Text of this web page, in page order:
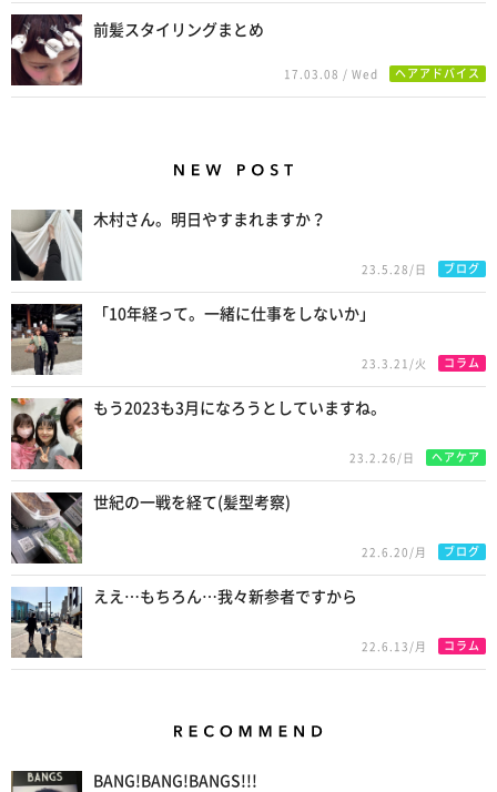
前髪スタイリングまとめ
17.03.08 / Wed ヘアアドバイス
木村さん。明日やすまれますか？
23.5.28/日 ブログ
「10年経って。一緒に仕事をしないか」
23.3.21/火 コラム
もう2023も3月になろうとしていますね。
23.2.26/日 ヘアケア
世紀の一戦を経て(髪型考察)
22.6.20/月 ブログ
ええ…もちろん…我々新参者ですから
22.6.13/月 コラム
BANG!BANG!BANGS!!!